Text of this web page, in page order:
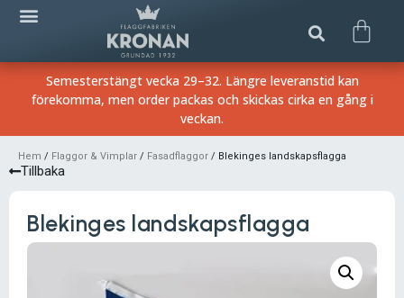
Semesterstängt vecka 29–32. Längre leveranstid kan
förekomma, men order packas och skickas cirka en gång i
veckan.
Hem / Flaggor & Vimplar / Fasadflaggor / Blekinges landskapsflagga
Tillbaka
Blekinges landskapsflagga